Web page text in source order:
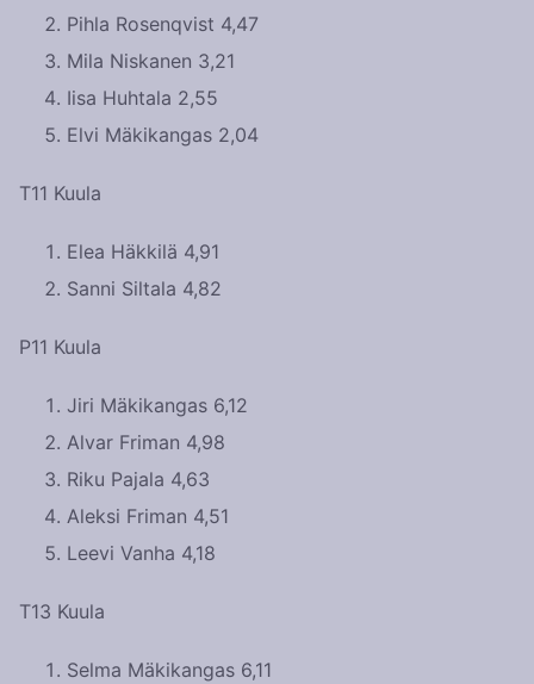
Pihla Rosenqvist 4,47
Mila Niskanen 3,21
Iisa Huhtala 2,55
Elvi Mäkikangas 2,04
T11 Kuula
Elea Häkkilä 4,91
Sanni Siltala 4,82
P11 Kuula
Jiri Mäkikangas 6,12
Alvar Friman 4,98
Riku Pajala 4,63
Aleksi Friman 4,51
Leevi Vanha 4,18
T13 Kuula
Selma Mäkikangas 6,11